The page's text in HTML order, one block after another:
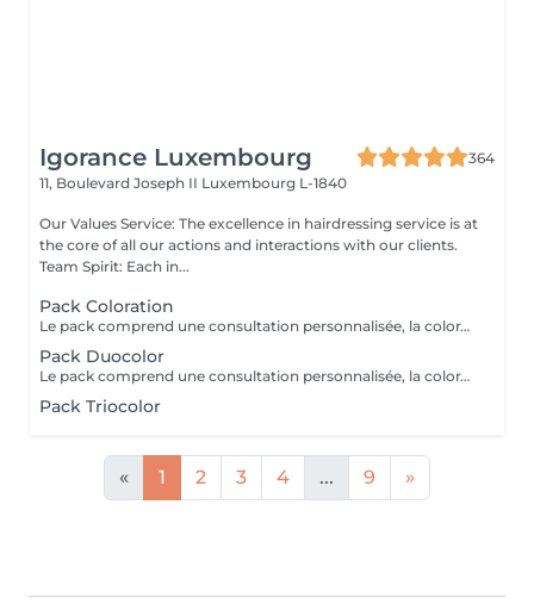
Igorance Luxembourg
364
11, Boulevard Joseph II Luxembourg L-1840
Our Values Service: The excellence in hairdressing service is at
the core of all our actions and interactions with our clients.
Team Spirit: Each in...
Pack Coloration
Le pack comprend une consultation personnalisée, la coloration des racines avec les produits L’OREAL PROFESSIONNEL , shampooing et conditionneur spécifiques REDKEN , le séchage et les produits de finitions REDKEN. Option Coupe : la coupe IGORANCE ( finition sur cheveux secs), le séchage et les produits de finitions REDKEN. * Tarifs à titre indicatifs à confirmer après la consultation personnalisée établit auprès de votre coiffeur/stylist/spécialiste * La direction se réserve le droit d’apporter des modifications pour le bon fonctionnement du salon
Pack Duocolor
Le pack comprend une consultation personnalisée, la coloration des racines et un coup de soleil avec les produits LOREAL PROFESSIONNEL , shampooing et conditionneur spécifiques REDKEN , le séchage et les produits de styling REDKEN Option Coupe : la coupe IGORANCE ( finition sur cheveux secs), le séchage et les produits de styling REDKEN * Tarifs à titre indicatifs à confirmer après la consultation personnalisée établit auprès de votre coiffeur/stylist/spécialiste * La direction se réserve le droit d’apporter des modifications pour le bon fonctionnement du salon
Pack Triocolor
« 1 2 3 4 ... 9 »